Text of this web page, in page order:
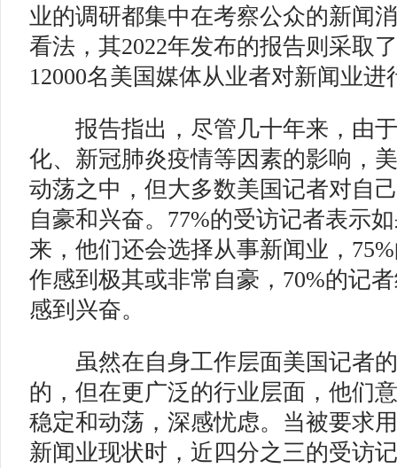
业的调研都集中在考察公众的新闻
看法，其2022年发布的报告则采取
12000名美国媒体从业者对新闻业进
报告指出，尽管几十年来，由于
化、新冠肺炎疫情等因素的影响，
动荡之中，但大多数美国记者对自
自豪和兴奋。77%的受访记者表示
来，他们还会选择从事新闻业，
作感到极其或非常自豪，70%的记
感到兴奋。
虽然在自身工作层面美国记者的
的，但在更广泛的行业层面，他们
稳定和动荡，深感忧虑。当被要求
新闻业现状时，近四分之三的受访